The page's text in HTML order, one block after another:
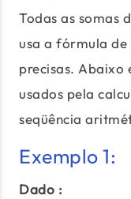
Todas as somas
usa a fórmula
precisas. Abaixo
usados pela
seqüência
Exemplo 1:
Dado :